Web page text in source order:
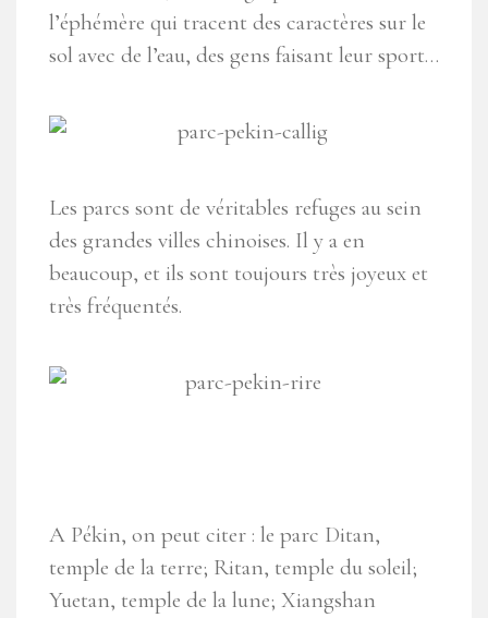
l’éphémère qui tracent des caractères sur le
sol avec de l’eau, des gens faisant leur sport…
Les parcs sont de véritables refuges au sein
des grandes villes chinoises. Il y a en
beaucoup, et ils sont toujours très joyeux et
très fréquentés.
A Pékin, on peut citer : le parc Ditan,
temple de la terre; Ritan, temple du soleil;
Yuetan, temple de la lune; Xiangshan